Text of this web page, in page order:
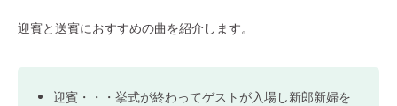
迎賓と送賓におすすめの曲を紹介します。
迎賓・・・挙式が終わってゲストが入場し新郎新婦を